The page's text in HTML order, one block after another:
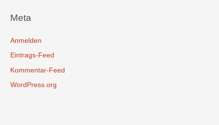
Meta
Anmelden
Eintrags-Feed
Kommentar-Feed
WordPress.org